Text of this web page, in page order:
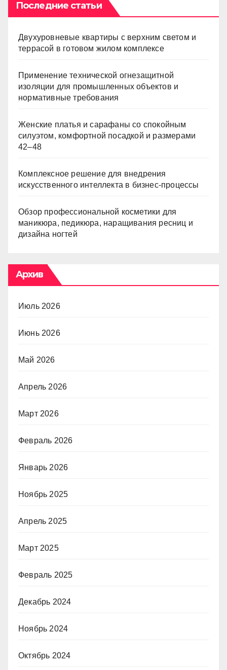
Последние статьи
Двухуровневые квартиры с верхним светом и
террасой в готовом жилом комплексе
Применение технической огнезащитной
изоляции для промышленных объектов и
нормативные требования
Женские платья и сарафаны со спокойным
силуэтом, комфортной посадкой и размерами
42–48
Комплексное решение для внедрения
искусственного интеллекта в бизнес-процессы
Обзор профессиональной косметики для
маникюра, педикюра, наращивания ресниц и
дизайна ногтей
Архив
Июль 2026
Июнь 2026
Май 2026
Апрель 2026
Март 2026
Февраль 2026
Январь 2026
Ноябрь 2025
Апрель 2025
Март 2025
Февраль 2025
Декабрь 2024
Ноябрь 2024
Октябрь 2024